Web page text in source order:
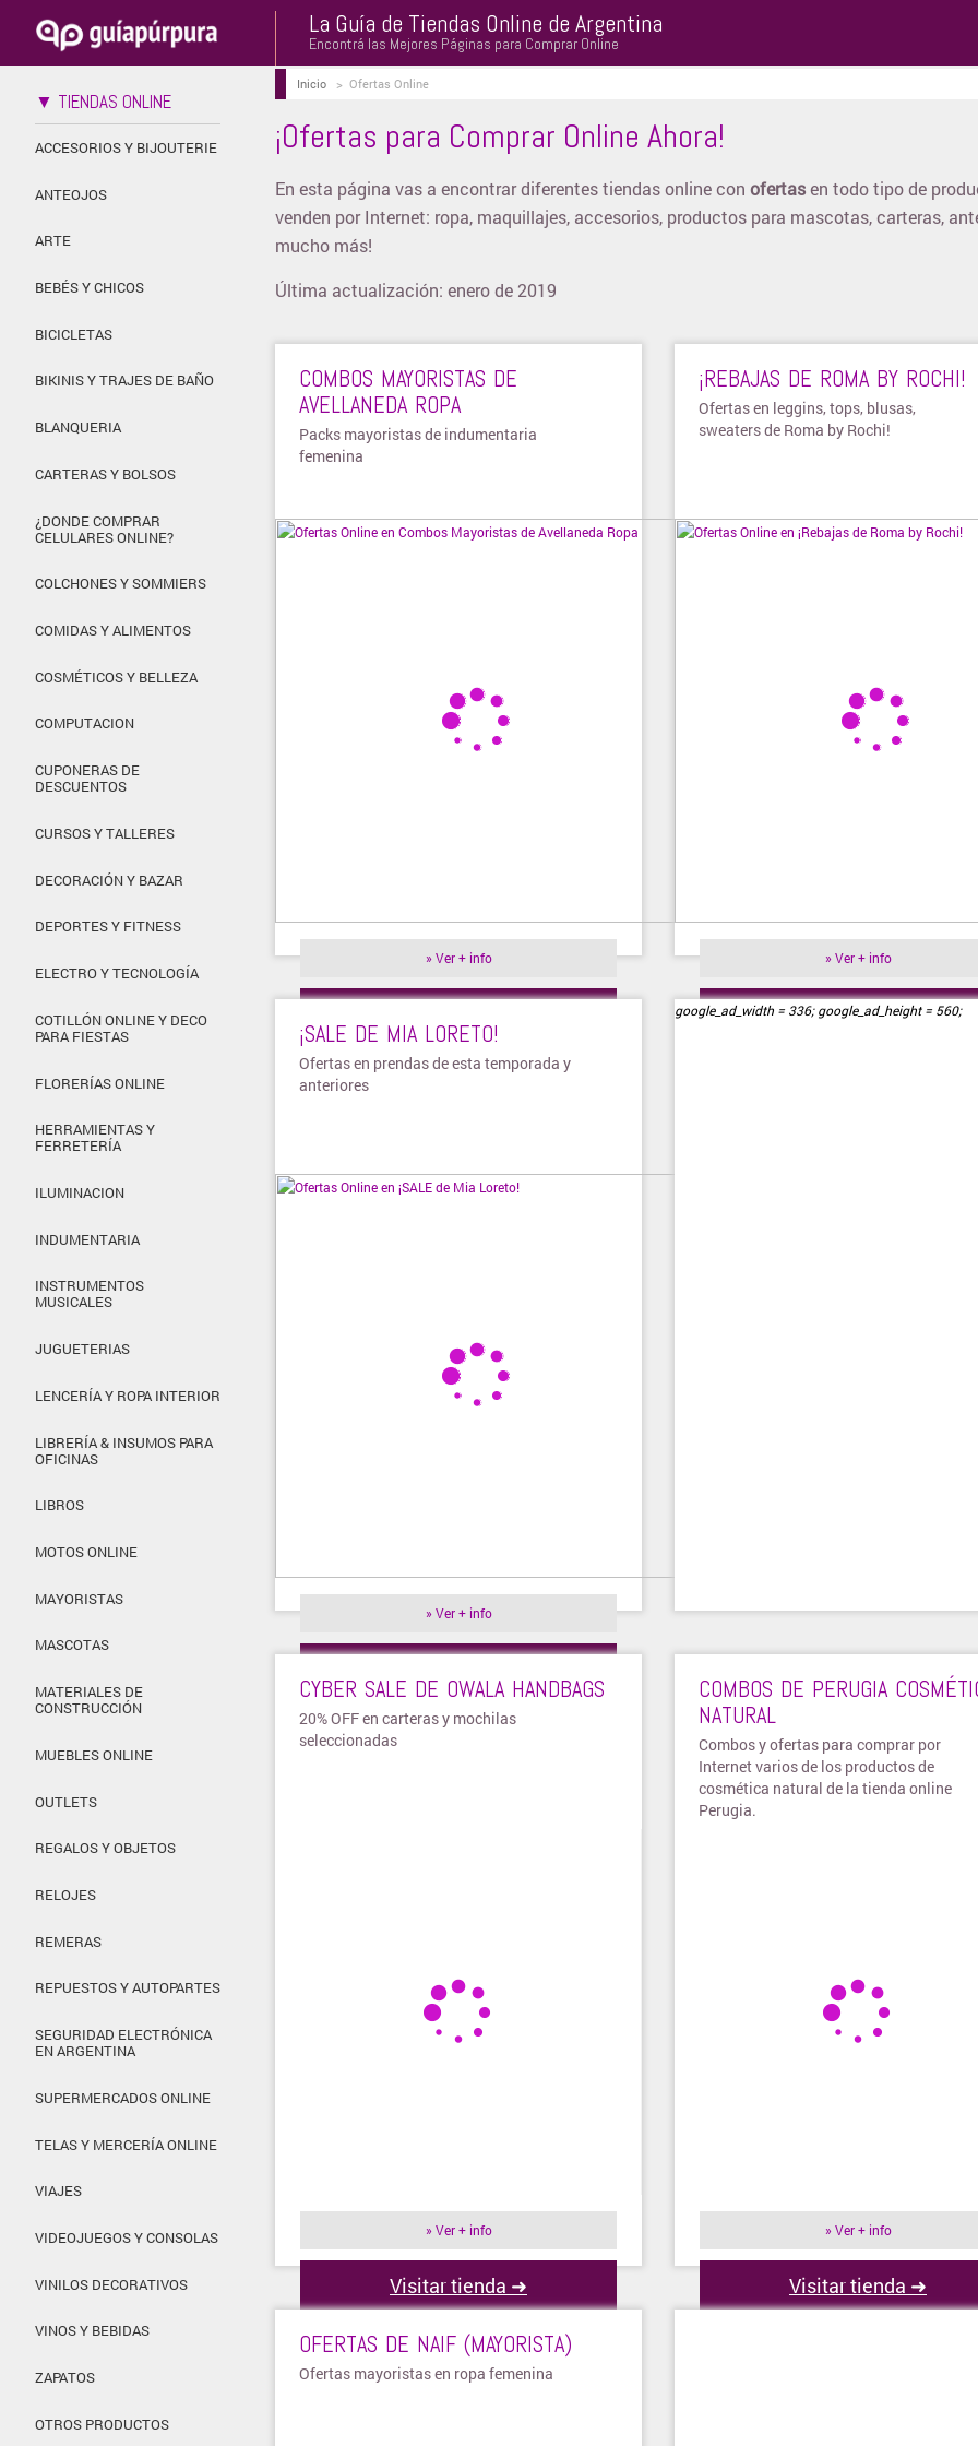
La Guía de Tiendas Online de Argentina
Encontrá las Mejores Páginas para Comprar Online
▼ TIENDAS ONLINE
ACCESORIOS Y BIJOUTERIE
ANTEOJOS
ARTE
BEBÉS Y CHICOS
BICICLETAS
BIKINIS Y TRAJES DE BAÑO
BLANQUERIA
CARTERAS Y BOLSOS
¿DONDE COMPRAR
CELULARES ONLINE?
COLCHONES Y SOMMIERS
COMIDAS Y ALIMENTOS
COSMÉTICOS Y BELLEZA
COMPUTACION
CUPONERAS DE
DESCUENTOS
CURSOS Y TALLERES
DECORACIÓN Y BAZAR
DEPORTES Y FITNESS
ELECTRO Y TECNOLOGÍA
COTILLÓN ONLINE Y DECO
PARA FIESTAS
FLORERÍAS ONLINE
HERRAMIENTAS Y
FERRETERÍA
ILUMINACION
INDUMENTARIA
INSTRUMENTOS
MUSICALES
JUGUETERIAS
LENCERÍA Y ROPA INTERIOR
LIBRERÍA & INSUMOS PARA
OFICINAS
LIBROS
MOTOS ONLINE
MAYORISTAS
MASCOTAS
MATERIALES DE
CONSTRUCCIÓN
MUEBLES ONLINE
OUTLETS
REGALOS Y OBJETOS
RELOJES
REMERAS
REPUESTOS Y AUTOPARTES
SEGURIDAD ELECTRÓNICA
EN ARGENTINA
SUPERMERCADOS ONLINE
TELAS Y MERCERÍA ONLINE
VIAJES
VIDEOJUEGOS Y CONSOLAS
VINILOS DECORATIVOS
VINOS Y BEBIDAS
ZAPATOS
OTROS PRODUCTOS
Inicio> Ofertas Online
¡Ofertas para Comprar Online Ahora!
En esta página vas a encontrar diferentes tiendas online con ofertas en todo tipo de
venden por Internet: ropa, maquillajes, accesorios, productos para mascotas, carteras,
mucho más!
Última actualización: enero de 2019
COMBOS MAYORISTAS DE
AVELLANEDA ROPA
Packs mayoristas de indumentaria
femenina
» Ver + info
¡REBAJAS DE ROMA BY ROCHI!
Ofertas en leggins, tops, blusas,
sweaters de Roma by Rochi!
» Ver + info
Visitar tienda ➜
¡SALE DE MIA LORETO!
Ofertas en prendas de esta temporada y
anteriores
» Ver + info
google_ad_width = 336; google_ad_height = 560;
CYBER SALE DE OWALA HANDBAGS
20% OFF en carteras y mochilas
seleccionadas
» Ver + info
Visitar tienda ➜
COMBOS DE PERUGIA
NATURAL
Combos y ofertas para comprar por
Internet varios de los productos de
cosmética natural de la tienda online
Perugia.
» Ver + info
Visitar tienda ➜
OFERTAS DE NAIF (MAYORISTA)
Ofertas mayoristas en ropa femenina